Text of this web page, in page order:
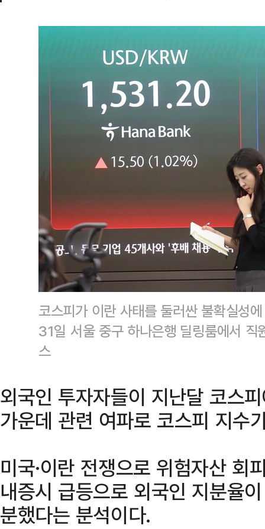
코스피가 이란 사태를 둘러싼 불확실성
31일 서울 중구 하나은행 딜링룸에서
스
외국인 투자자들이 지난달 코스
가운데 관련 여파로 코스피 지수
미국·이란 전쟁으로 위험자산 회
내증시 급등으로 외국인 지분율
분했다는 분석이다.